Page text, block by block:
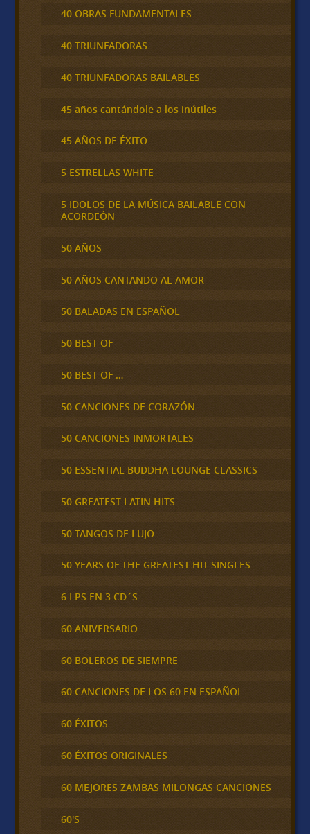
40 OBRAS FUNDAMENTALES
40 TRIUNFADORAS
40 TRIUNFADORAS BAILABLES
45 años cantándole a los inútiles
45 AÑOS DE ÉXITO
5 ESTRELLAS WHITE
5 IDOLOS DE LA MÚSICA BAILABLE CON
ACORDEÓN
50 AÑOS
50 AÑOS CANTANDO AL AMOR
50 BALADAS EN ESPAÑOL
50 BEST OF
50 BEST OF …
50 CANCIONES DE CORAZÓN
50 CANCIONES INMORTALES
50 ESSENTIAL BUDDHA LOUNGE CLASSICS
50 GREATEST LATIN HITS
50 TANGOS DE LUJO
50 YEARS OF THE GREATEST HIT SINGLES
6 LPS EN 3 CD´S
60 ANIVERSARIO
60 BOLEROS DE SIEMPRE
60 CANCIONES DE LOS 60 EN ESPAÑOL
60 ÉXITOS
60 ÉXITOS ORIGINALES
60 MEJORES ZAMBAS MILONGAS CANCIONES
60'S